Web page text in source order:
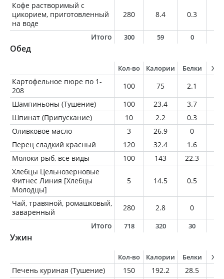
Кофе растворимый с
цикорием, приготовленный
на воде
280 8.4 0.3
Итого 300 59 0
Обед
Кол-во Калории Белки
Картофельное пюре по 1-
208
100 75 2.1
Шампиньоны (Тушение)
100 23.4 3.7
Шпинат (Припускание)
10 2.2 0.3
Оливковое масло
3 26.9 0
Перец сладкий красный
120 32.4 1.6
Молоки рыб, все виды
100 143 22.3
Хлебцы Цельнозерновые
Фитнес Линия [Хлебцы
Молодцы]
5 14.5 0.5
Чай, травяной, ромашковый,
заваренный
280 2.8 0
Итого
718 320 30
Ужин
Кол-во Калории Белки
Печень куриная (Тушение) 150 192.2 28.5